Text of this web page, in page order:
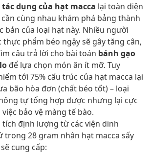
tác dụng của hạt macca lại toàn diện
cùng nhau khám phá bảng thành
bản của loại hạt này. Nhiều người
phẩm béo ngậy sẽ gây tăng cân,
câu trả lời cho bài toán bánh gạo
để lựa chọn món ăn ít mỡ. Tuy
tới 75% cấu trúc của hạt macca lại
bão hòa đơn (chất béo tốt) – loại
tự tổng hợp được nhưng lại cực
bảo vệ màng tế bào.
tích định lượng từ các viện dinh
trong 28 gram nhân hạt macca sấy
cung cấp: